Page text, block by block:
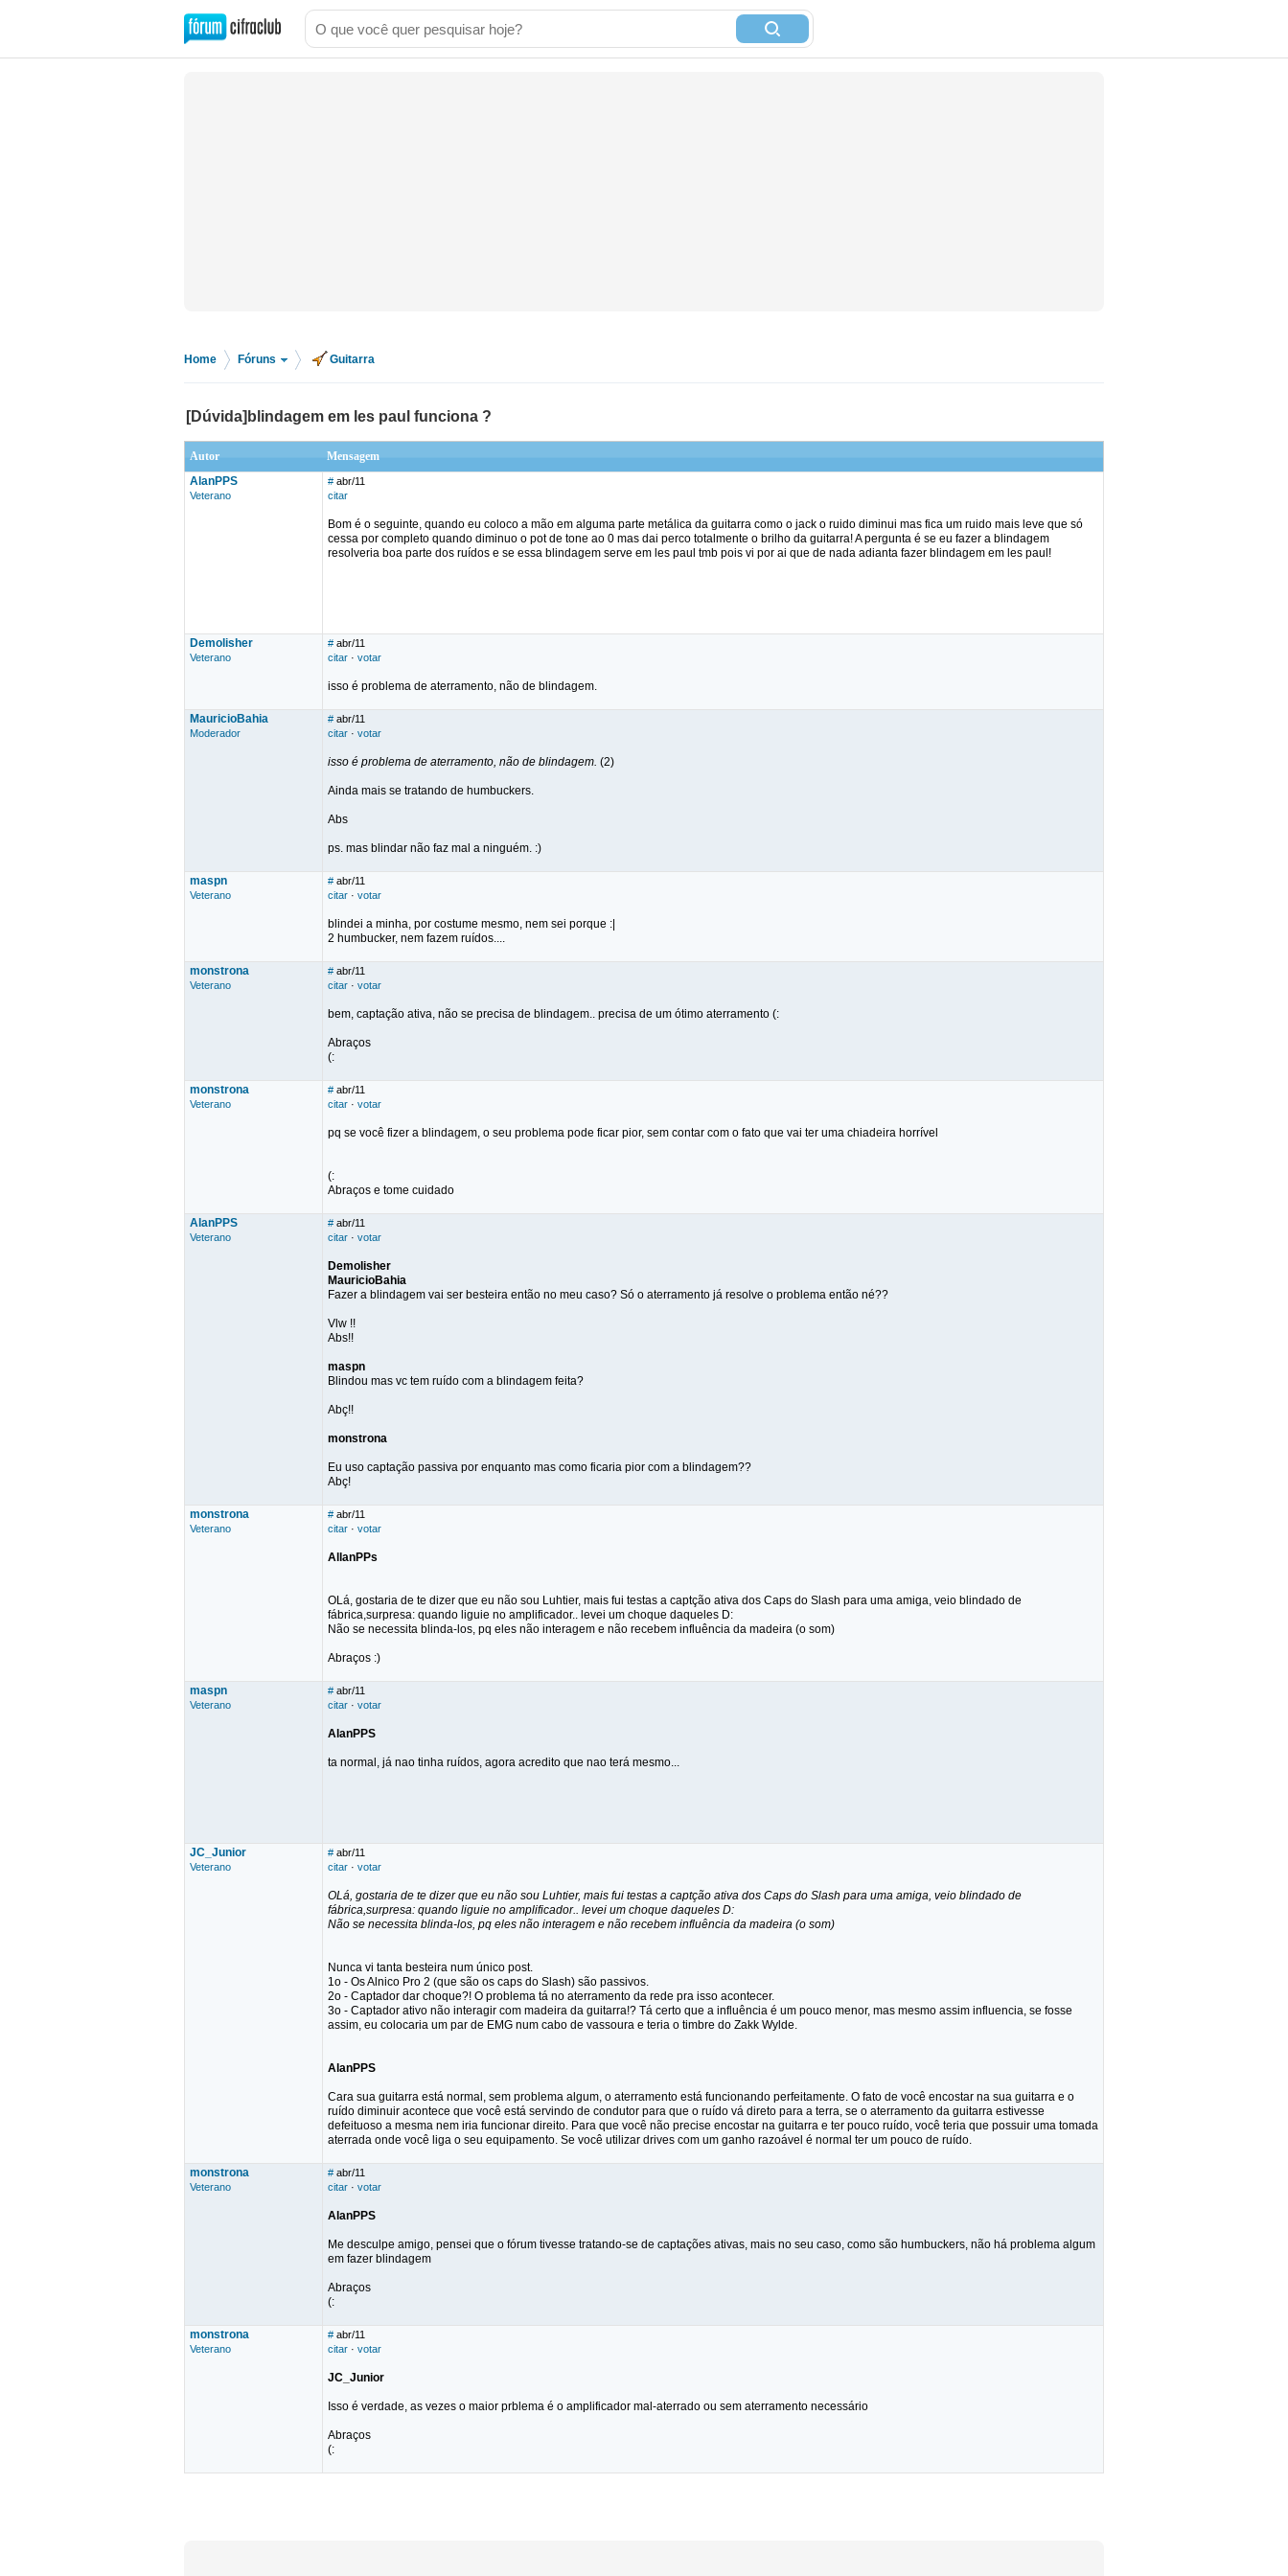
Home Fóruns Guitarra
[Dúvida]blindagem em les paul funciona ?
Autor
Mensagem
AlanPPS
Veterano
# abr/11
citar
Bom é o seguinte, quando eu coloco a mão em alguma parte metálica da guitarra como o jack o ruido diminui mas fica um ruido mais leve que só
cessa por completo quando diminuo o pot de tone ao 0 mas dai perco totalmente o brilho da guitarra! A pergunta é se eu fazer a blindagem
resolveria boa parte dos ruídos e se essa blindagem serve em les paul tmb pois vi por ai que de nada adianta fazer blindagem em les paul!
Demolisher
Veterano
# abr/11
citar · votar
isso é problema de aterramento, não de blindagem.
MauricioBahia
Moderador
# abr/11
citar · votar
isso é problema de aterramento, não de blindagem. (2)
Ainda mais se tratando de humbuckers.
Abs
ps. mas blindar não faz mal a ninguém. :)
maspn
Veterano
# abr/11
citar · votar
blindei a minha, por costume mesmo, nem sei porque :|
2 humbucker, nem fazem ruídos....
monstrona
Veterano
# abr/11
citar · votar
bem, captação ativa, não se precisa de blindagem.. precisa de um ótimo aterramento (:
Abraços
(:
monstrona
Veterano
# abr/11
citar · votar
pq se você fizer a blindagem, o seu problema pode ficar pior, sem contar com o fato que vai ter uma chiadeira horrível
(:
Abraços e tome cuidado
AlanPPS
Veterano
# abr/11
citar · votar
Demolisher
MauricioBahia
Fazer a blindagem vai ser besteira então no meu caso? Só o aterramento já resolve o problema então né??
Vlw !!
Abs!!
maspn
Blindou mas vc tem ruído com a blindagem feita?
Abç!!
monstrona
Eu uso captação passiva por enquanto mas como ficaria pior com a blindagem??
Abç!
monstrona
Veterano
# abr/11
citar · votar
AllanPPs
OLá, gostaria de te dizer que eu não sou Luhtier, mais fui testas a captção ativa dos Caps do Slash para uma amiga, veio blindado de
fábrica,surpresa: quando liguie no amplificador.. levei um choque daqueles D:
Não se necessita blinda-los, pq eles não interagem e não recebem influência da madeira (o som)
Abraços :)
maspn
Veterano
# abr/11
citar · votar
AlanPPS
ta normal, já nao tinha ruídos, agora acredito que nao terá mesmo...
JC_Junior
Veterano
# abr/11
citar · votar
OLá, gostaria de te dizer que eu não sou Luhtier, mais fui testas a captção ativa dos Caps do Slash para uma amiga, veio blindado de
fábrica,surpresa: quando liguie no amplificador.. levei um choque daqueles D:
Não se necessita blinda-los, pq eles não interagem e não recebem influência da madeira (o som)
Nunca vi tanta besteira num único post.
1o - Os Alnico Pro 2 (que são os caps do Slash) são passivos.
2o - Captador dar choque?! O problema tá no aterramento da rede pra isso acontecer.
3o - Captador ativo não interagir com madeira da guitarra!? Tá certo que a influência é um pouco menor, mas mesmo assim influencia, se fosse
assim, eu colocaria um par de EMG num cabo de vassoura e teria o timbre do Zakk Wylde.
AlanPPS
Cara sua guitarra está normal, sem problema algum, o aterramento está funcionando perfeitamente. O fato de você encostar na sua guitarra e o
ruído diminuir acontece que você está servindo de condutor para que o ruído vá direto para a terra, se o aterramento da guitarra estivesse
defeituoso a mesma nem iria funcionar direito. Para que você não precise encostar na guitarra e ter pouco ruído, você teria que possuir uma tomada
aterrada onde você liga o seu equipamento. Se você utilizar drives com um ganho razoável é normal ter um pouco de ruído.
monstrona
Veterano
# abr/11
citar · votar
AlanPPS
Me desculpe amigo, pensei que o fórum tivesse tratando-se de captações ativas, mais no seu caso, como são humbuckers, não há problema algum
em fazer blindagem
Abraços
(:
monstrona
Veterano
# abr/11
citar · votar
JC_Junior
Isso é verdade, as vezes o maior prblema é o amplificador mal-aterrado ou sem aterramento necessário
Abraços
(: